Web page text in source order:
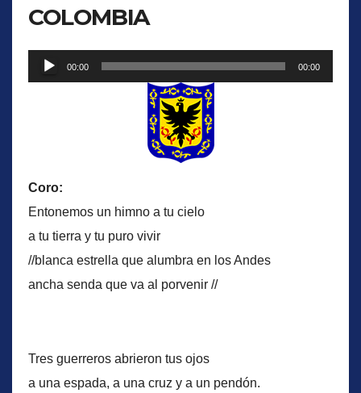
COLOMBIA
Reproductor
de
00:00 00:00
Coro:
Entonemos un himno a tu cielo
a tu tierra y tu puro vivir
//blanca estrella que alumbra en los Andes
ancha senda que va al porvenir //
Tres guerreros abrieron tus ojos
a una espada, a una cruz y a un pendón.